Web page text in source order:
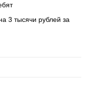
3 тысячи рублей за